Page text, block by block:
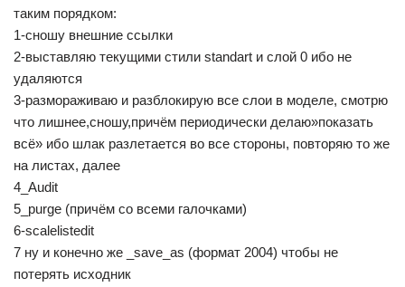
таким порядком:
1-сношу внешние ссылки
2-выставляю текущими стили standart и слой 0 ибо не
удаляются
3-размораживаю и разблокирую все слои в моделе, смотрю
что лишнее,сношу,причём периодически делаю»показать
всё» ибо шлак разлетается во все стороны, повторяю то же
на листах, далее
4_Audit
5_purge (причём со всеми галочками)
6-scalelistedit
7 ну и конечно же _save_as (формат 2004) чтобы не
потерять исходник